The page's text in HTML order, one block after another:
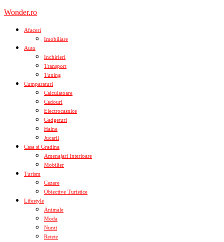
Skip
content
Wonder.ro
Afaceri
Imobiliare
Auto
Inchirieri
Transport
Tuning
Cumparaturi
Calculatoare
Cadouri
Electrocasnice
Gadgeturi
Haine
Jucarii
Casa si Gradina
Amenajari Interioare
Mobilier
Turism
Cazare
Obiective Turistice
Lifestyle
Animale
Moda
Nunti
Retete